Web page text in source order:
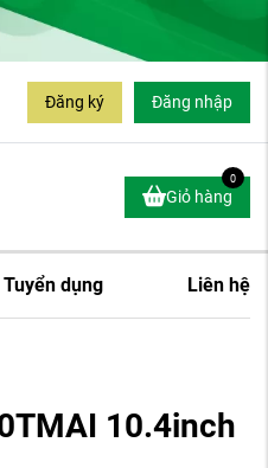
Đăng ký Đăng nhập
Giỏ hàng
0
Tuyển dụng Liên hệ
10.4inch